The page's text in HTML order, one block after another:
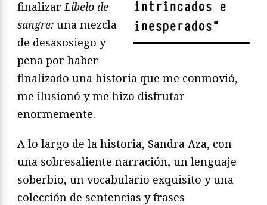
intrincados e
inesperados"
finalizar Libelo de
sangre: una mezcla
de desasosiego y
pena por haber
finalizado una historia que me conmovió,
me ilusionó y me hizo disfrutar
enormemente.
A lo largo de la historia, Sandra Aza, con
una sobresaliente narración, un lenguaje
soberbio, un vocabulario exquisito y una
colección de sentencias y frases